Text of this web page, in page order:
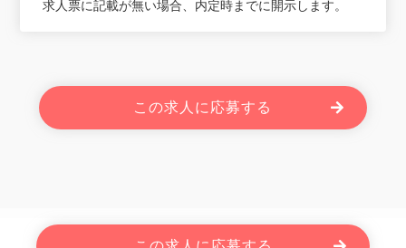
求人票に記載が無い場合、内定時までに開示します。
この求人に応募する
Powered By JOBOLE.